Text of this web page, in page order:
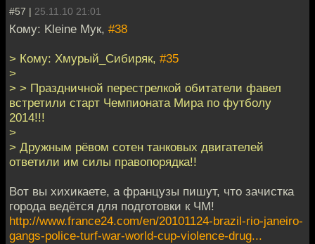
#57 | 25.11.10 21:01
Кому: Kleine Мук, #38
> Кому: Хмурый_Сибиряк, #35
>
> > Праздничной перестрелкой обитатели фавел
встретили старт Чемпионата Мира по футболу
2014!!!
>
> Дружным рёвом сотен танковых двигателей
ответили им силы правопорядка!!
Вот вы хихикаете, а французы пишут, что зачистка
города ведётся для подготовки к ЧМ!
http://www.france24.com/en/20101124-brazil-rio-janeiro-
gangs-police-turf-war-world-cup-violence-drug...